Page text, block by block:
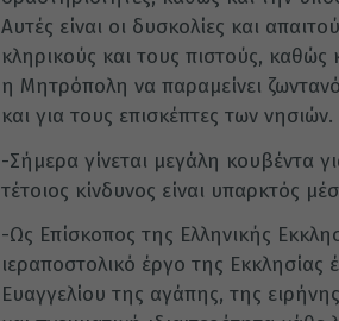
Αυτές είναι οι δυσκολίες και
κληρικούς και τους πιστούς,
η Μητρόπολη να παραμείνει
και για τους επισκέπτες των νησιών.
-Σήμερα γίνεται μεγάλη κουβέντα
τέτοιος κίνδυνος είναι υπαρκτός
-Ως Επίσκοπος της Ελληνικής
ιεραποστολικό έργο της Εκκλησίας
Ευαγγελίου της αγάπης, της